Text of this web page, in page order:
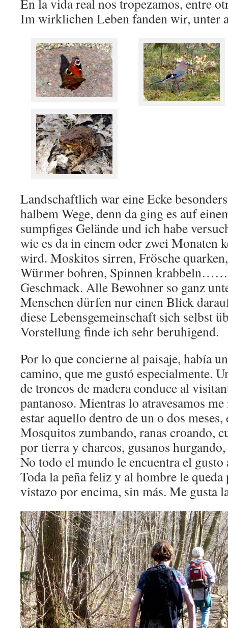
En la vida real nos tropezamos, entre
Im wirklichen Leben fanden wir, unter
Landschaftlich war eine Ecke
halbem Wege, denn da ging es auf
sumpfiges Gelände und ich habe
wie es da in einem oder zwei Monaten
wird. Moskitos sirren, Frösche
Würmer bohren, Spinnen
Geschmack. Alle Bewohner so ganz
Menschen dürfen nur einen Blick
diese Lebensgemeinschaft sich selbst
Vorstellung finde ich sehr beruhigend.
Por lo que concierne al paisaje, había
camino, que me gustó especialmente.
de troncos de madera conduce al
pantanoso. Mientras lo atravesamos
estar aquello dentro de un o dos
Mosquitos zumbando, ranas croando,
por tierra y charcos, gusanos
No todo el mundo le encuentra el
Toda la peña feliz y al hombre le
vistazo por encima, sin más. Me gusta